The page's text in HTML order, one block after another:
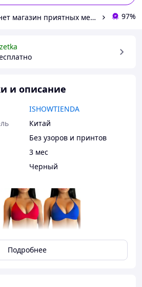
Продавец MaxR интернет магазин приятных мелочей для всей семьи 97%
и описание
ISHOWTIENDA
Китай
Без узоров и принтов
3 мес
Черный
Подробнее